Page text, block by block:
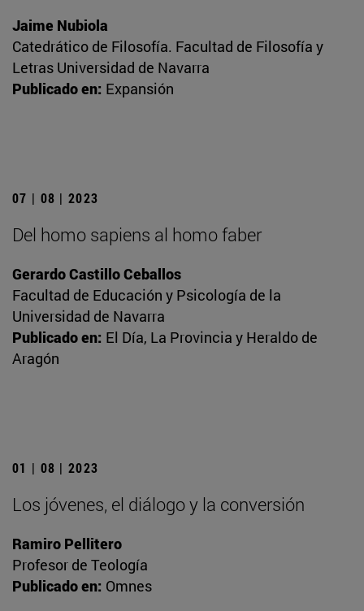
Jaime Nubiola
Catedrático de Filosofía. Facultad de Filosofía y
Letras Universidad de Navarra
Publicado en: Expansión
07 | 08 | 2023
Del homo sapiens al homo faber
Gerardo Castillo Ceballos
Facultad de Educación y Psicología de la
Universidad de Navarra
Publicado en: El Día, La Provincia y Heraldo de
Aragón
01 | 08 | 2023
Los jóvenes, el diálogo y la conversión
Ramiro Pellitero
Profesor de Teología
Publicado en: Omnes